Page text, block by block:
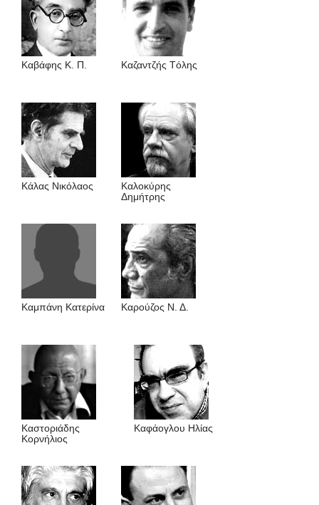
Καβάφης Κ. Π. Καζαντζής Tόλης
Κάλας Νικόλαος
Καλοκύρης
Δημήτρης
Καμπάνη Κατερίνα Καρούζος Ν. Δ.
Καστοριάδης
Κορνήλιος
Καφάογλου Ηλίας